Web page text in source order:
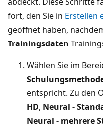
fort, den Sie in Erstellen
geöffnet haben,
Trainingsdaten
Wählen Sie im
entspricht. Zu den
HD, Neural -
Neural - mehrere